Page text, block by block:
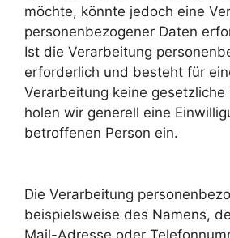
möchte, könnte jedoch eine
personenbezogener Daten
Ist die Verarbeitung
erforderlich und besteht für
Verarbeitung keine gesetzliche
holen wir generell eine
betroffenen Person ein.
Die Verarbeitung
beispielsweise des Namens,
Mail-Adresse oder